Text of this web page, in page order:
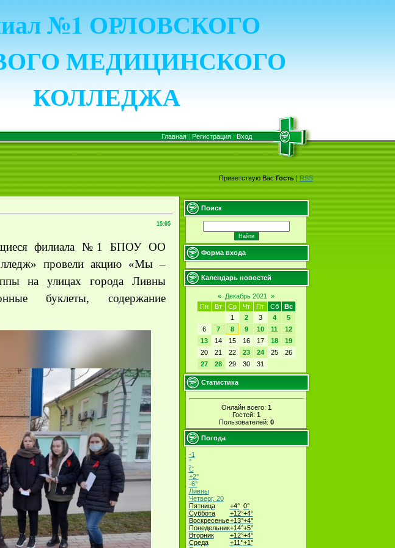
№1 ОРЛОВСКОГО
МЕДИЦИНСКОГО
КОЛЛЕДЖА
Главная| Регистрация| Вход
Приветствую Вас Гость|RSS
15:05
филиала №1 БПОУ ОО
провели акцию «Мы –
на улицах города Ливны
буклеты, содержание
Поиск
Форма входа
Календарь новостей
« Декабрь 2021
»
Пн
Вт Ср Чт Пт Сб
Вс
1
2 3 4
5
6
7 8 9 10 11
12
13
14 15 16 17 18
19
20
21 22 23 24 25
26
27
28 29 30 31
Статистика
Онлайн всего: 1
Гостей: 1
Пользователей: 0
Погода
-1
°
C
+2°
-6°
Ливны
Четверг, 20
Пятница
+4° 0°
Суббота
+12°+4°
Воскресенье+13°+4°
Понедельник+14°+5°
Вторник
+12°+4°
Среда
+11°+1°